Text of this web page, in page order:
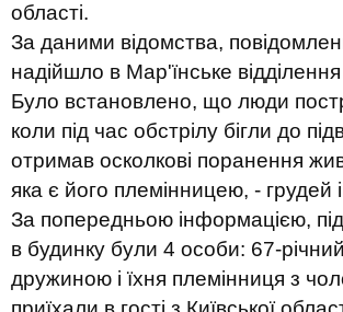
області.
За даними відомства,
надійшло в Мар'їнське відділення
Було встановлено, що люди
коли під час обстрілу бігли до
отримав осколкові поранення
яка є його племінницею, - грудей і
За попередньою інформацією,
в будинку були 4 особи: 67-
дружиною і їхня племінниця з